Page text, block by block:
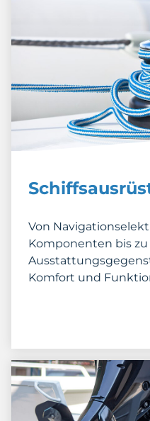
Von
Komponenten bis
Komfort und